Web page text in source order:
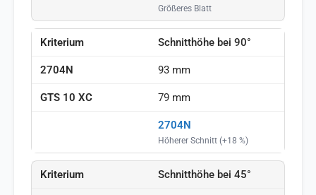
Größeres Blatt
Schnitthöhe bei 90°
93 mm
79 mm
2704N
Höherer Schnitt (+18 %)
Schnitthöhe bei 45°